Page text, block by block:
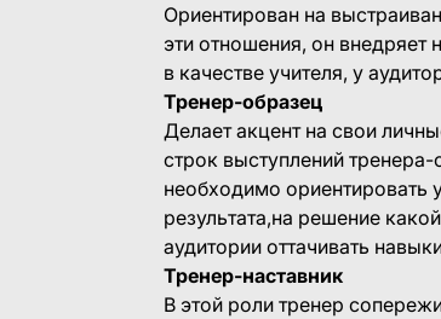
Ориентирован на
эти отношения, он внедряет
в качестве учителя, у
Тренер-образец
Делает акцент на свои
строк выступлений
необходимо ориентировать
результата,на решение
аудитории оттачивать
Тренер-наставник
В этой роли тренер